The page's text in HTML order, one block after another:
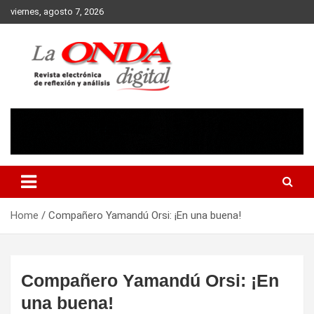
Skip
to
viernes, agosto 7, 2026
Home Compañero Yamandú Orsi: ¡En una buena!
Compañero Yamandú Orsi: ¡En
una buena!